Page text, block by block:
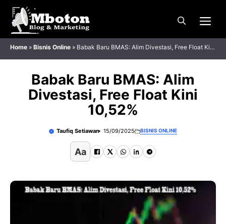
Langsung
Home » Bisnis Online » Babak Baru BMAS: Alim Divestasi, Free Float Kini
10,52%
Babak Baru BMAS: Alim
Divestasi, Free Float Kini
10,52%
Taufiq Setiawan 15/09/2025 BISNIS ONLINE
Aa